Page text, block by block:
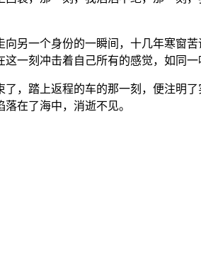
另一个身份的一瞬间，十几年寒窗
一刻冲击着自己所有的感觉，如同一
，踏上返程的车的那一刻，便注明
在了海中，消逝不见。